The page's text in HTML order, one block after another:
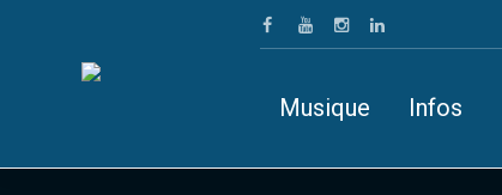
Musique Infos